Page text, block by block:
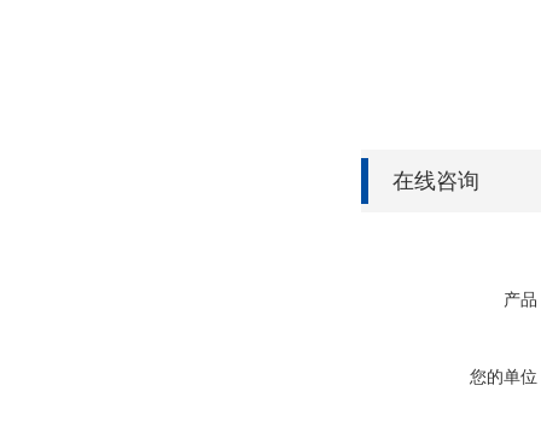
在线咨询
产品
您的单位